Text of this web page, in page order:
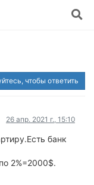
чтобы ответить
26 апр. 2021 г., 15:10
банк
2%=2000$.